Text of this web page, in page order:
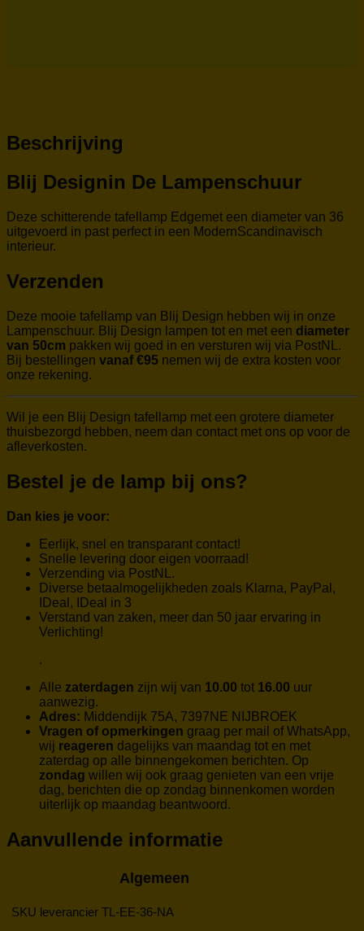
Beschrijving
Blij Designin De Lampenschuur
Deze schitterende tafellamp Edgemet een diameter van 36
uitgevoerd in past perfect in een ModernScandinavisch
interieur.
Verzenden
Deze mooie tafellamp van Blij Design hebben wij in onze
Lampenschuur. Blij Design lampen tot en met een diameter
van 50cm pakken wij goed in en versturen wij via PostNL.
Bij bestellingen vanaf €95 nemen wij de extra kosten voor
onze rekening.
Wil je een Blij Design tafellamp met een grotere diameter
thuisbezorgd hebben, neem dan contact met ons op voor de
afleverkosten.
Bestel je de lamp bij ons?
Dan kies je voor:
Eerlijk, snel en transparant contact!
Snelle levering door eigen voorraad!
Verzending via PostNL.
Diverse betaalmogelijkheden zoals Klarna, PayPal,
IDeal, IDeal in 3
Verstand van zaken, meer dan 50 jaar ervaring in
Verlichting!
.
Alle zaterdagen zijn wij van 10.00 tot 16.00 uur
aanwezig.
Adres: Middendijk 75A, 7397NE NIJBROEK
Vragen of opmerkingen graag per mail of WhatsApp,
wij reageren dagelijks van maandag tot en met
zaterdag op alle binnengekomen berichten. Op
zondag willen wij ook graag genieten van een vrije
dag, berichten die op zondag binnenkomen worden
uiterlijk op maandag beantwoord.
Aanvullende informatie
Algemeen
SKU leverancier TL-EE-36-NA